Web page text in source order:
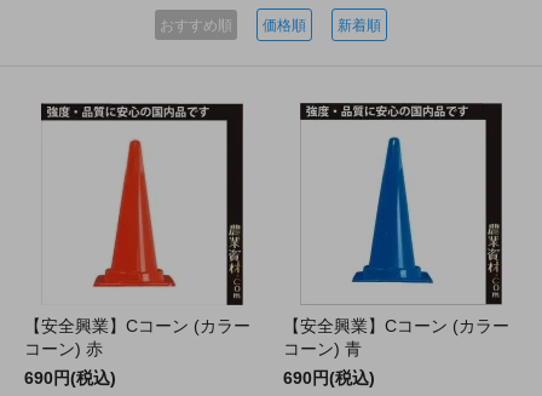
おすすめ順 価格順 新着順
【安全興業】Cコーン (カラー
コーン) 赤
690円(税込)
【安全興業】Cコーン (カラー
コーン) 青
690円(税込)